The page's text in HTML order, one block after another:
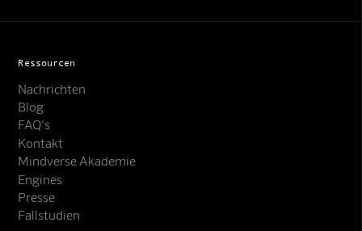
Online · KI-Assistent
Ressourcen
Nachrichten
Blog
FAQ's
Kontakt
Mindverse Akademie
Engines
Presse
Fallstudien